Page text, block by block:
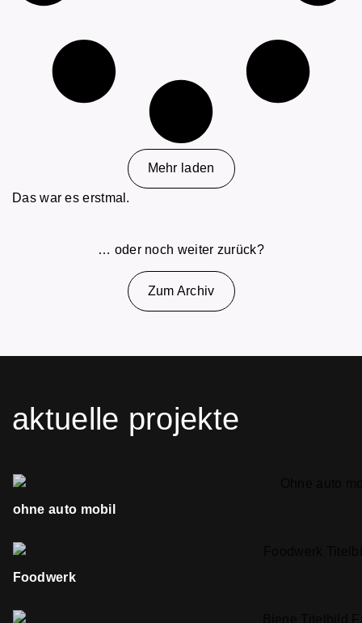
Mehr laden
Das war es erstmal.
… oder noch weiter zurück?
Zum Archiv
aktuelle projekte
ohne auto mobil
Foodwerk